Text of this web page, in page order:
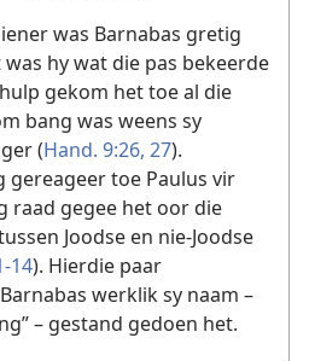
was Barnabas gretig
hy wat die pas bekeerde
gekom het toe al die
bang was weens sy
(Hand. 9:26, 27).
gereageer toe Paulus vir
raad gegee het oor die
Joodse en nie-Joodse
14). Hierdie paar
werklik sy naam –
– gestand gedoen het.